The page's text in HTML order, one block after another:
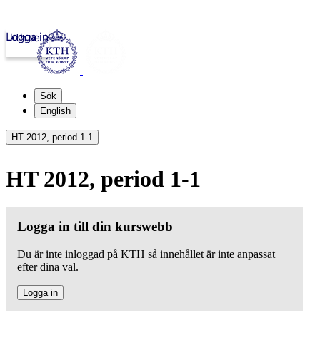
kth.se
Logga in
Sök
English
HT 2012, period 1-1
HT 2012, period 1-1
Logga in till din kurswebb
Du är inte inloggad på KTH så innehållet är inte anpassat
efter dina val.
Logga in